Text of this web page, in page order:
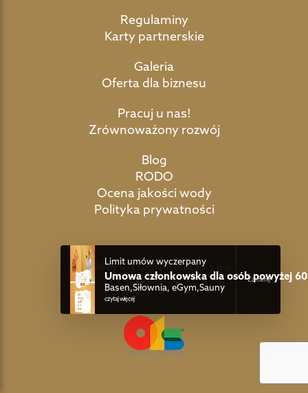
Regulaminy
Karty partnerskie
Galeria
Oferta dla biznesu
Pracuj u nas!
Zrównoważony rozwój
Blog
RODO
Ocena jakości wody
Polityka prywatności
©2026 by 01s Digital Media sp. z o.o.
powered by:
Limit umów wyczerpany
Umowa członkowska dla osób powyżej
Basen,Siłownia, eGym,Sauny
czytaj więcej